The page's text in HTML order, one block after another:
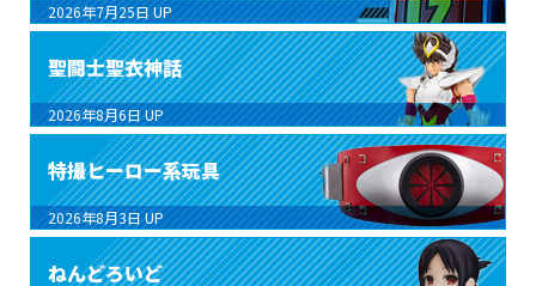
2026年7月25日 UP
聖闘士聖衣神話
2026年8月6日 UP
特撮ヒーロー系玩具
2026年8月3日 UP
ねんどろいど